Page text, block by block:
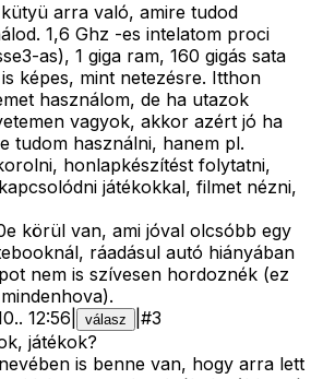
arra való, amire tudod
1,6 Ghz -es intelatom proci
as), 1 giga ram, 160 gigás sata
képes, mint netezésre. Itthon
használom, de ha utazok
vagyok, akkor azért jó ha
tudom használni, hanem pl.
honlapkészítést folytatni,
játékokkal, filmet nézni,
körül van, ami jóval olcsóbb egy
ráadásul autó hiányában
nem is szívesen hordoznék (ez
. 12:56 válasz #3
játékok?
is benne van, hogy arra lett